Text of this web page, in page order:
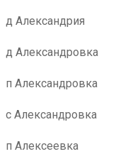
д Александрия
д Александровка
п Александровка
с Александровка
п Алексеевка